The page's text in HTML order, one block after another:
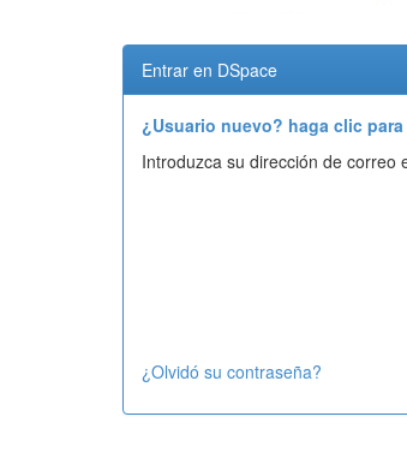
Entrar en DSpace
¿Usuario nuevo? haga clic
Introduzca su dirección de correo
¿Olvidó su contraseña?